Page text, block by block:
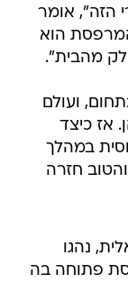
הזה", אומר
המרפסת הוא
מהבית".
ועולם
אז כיצד
במהלך
חזרה
נהגו
פתוחה בה